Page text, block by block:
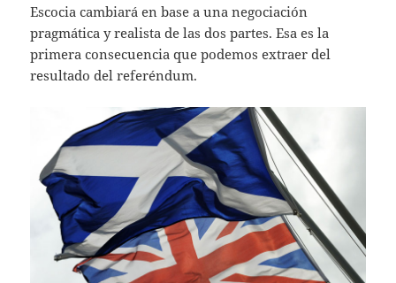
Escocia cambiará en base a una negociación
pragmática y realista de las dos partes. Esa es la
primera consecuencia que podemos extraer del
resultado del referéndum.